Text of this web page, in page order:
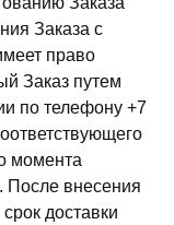
Заказа с
право
Заказ путем
по телефону +7
момента
После внесения
доставки